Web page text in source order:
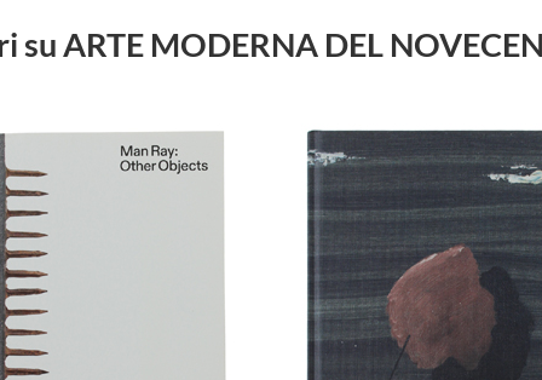
su ARTE MODERNA DEL